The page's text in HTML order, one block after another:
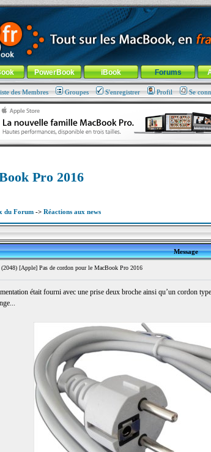
! -Aller au menu de la rubrique
PowerBook iBook Forums
des Membres Groupes S'enregistrer Profil Se
Pro 2016
du Forum-> Réactions aux news
Message
[Apple] Pas de cordon pour le MacBook Pro 2016
était fourni avec une prise deux broche ainsi qu’un cordon